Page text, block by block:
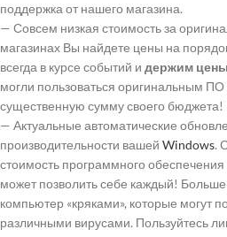
поддержка от нашего магазина.
— Совсем низкая стоимость за
магазинах Вы найдете цены на
всегда в курсе событий и держим
могли пользоваться оригинальным
существенную сумму своего бюджета!
— Актуальные автоматические
производительности вашей Windows.
стоимость программного
может позволить себе каждый!
компьютер «кряками», которые могут
различными вирусами. Пользуйтесь